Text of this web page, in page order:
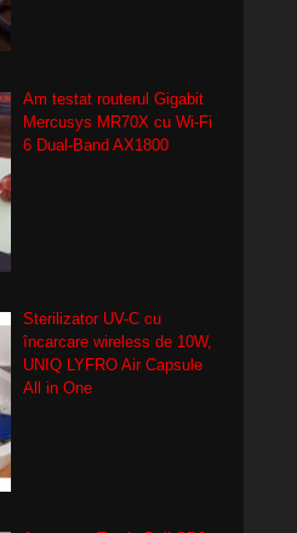
Am testat routerul Gigabit
Mercusys MR70X cu Wi-Fi
6 Dual-Band AX1800
Sterilizator UV-C cu
încarcare wireless de 10W,
UNIQ LYFRO Air Capsule
All in One